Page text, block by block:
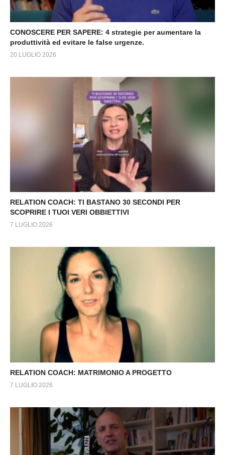
CONOSCERE PER SAPERE: 4 strategie per aumentare la
produttività ed evitare le false urgenze.
20 LUGLIO 2026
RELATION COACH: TI BASTANO 30 SECONDI PER
SCOPRIRE I TUOI VERI OBBIETTIVI
7 LUGLIO 2026
RELATION COACH: MATRIMONIO A PROGETTO
7 LUGLIO 2026